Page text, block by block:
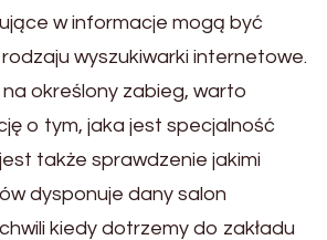
w informacje mogą być
wyszukiwarki internetowe.
na określony zabieg, warto
o tym, jaka jest specjalność
także sprawdzenie jakimi
dysponuje dany salon
kiedy dotrzemy do zakładu